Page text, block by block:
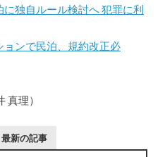
に独自ルール検討へ 犯罪に利
ョンで民泊、規約改正必
真理）
最新の記事